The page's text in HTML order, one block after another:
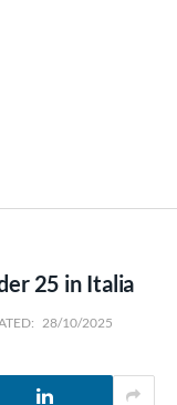
25 in Italia
28/10/2025